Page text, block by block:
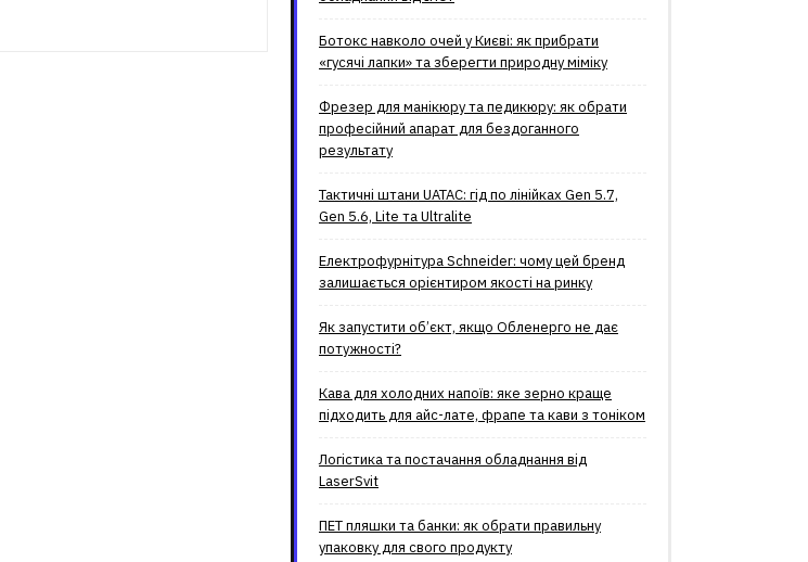
Ботокс навколо очей у Києві: як прибрати
«гусячі лапки» та зберегти природну міміку
Фрезер для манікюру та педикюру: як обрати
професійний апарат для бездоганного
результату
Тактичні штани UATAC: гід по лінійках Gen 5.7,
Gen 5.6, Lite та Ultralite
Електрофурнітура Schneider: чому цей бренд
залишається орієнтиром якості на ринку
Як запустити об’єкт, якщо Обленерго не дає
потужності?
Кава для холодних напоїв: яке зерно краще
підходить для айс-лате, фрапе та кави з тоніком
Логістика та постачання обладнання від
LaserSvit
ПЕТ пляшки та банки: як обрати правильну
упаковку для свого продукту